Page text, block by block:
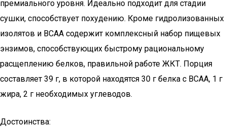
премиального уровня. Идеально подходит для стадии
сушки, способствует похудению. Кроме гидролизованных
изолятов и BCAA содержит комплексный набор пищевых
энзимов, способствующих быстрому рациональному
расщеплению белков, правильной работе ЖКТ. Порция
составляет 39 г, в которой находятся 30 г белка с ВСАА, 1 г
жира, 2 г необходимых углеводов.
Достоинства: